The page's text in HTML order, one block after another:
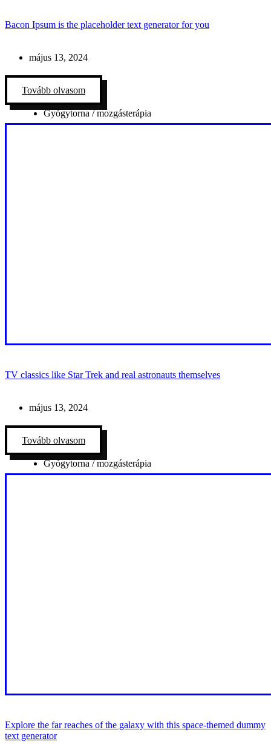
Bacon Ipsum is the placeholder text generator for you
május 13, 2024
Tovább olvasom
Gyógytorna / mozgásterápia
TV classics like Star Trek and real astronauts themselves
május 13, 2024
Tovább olvasom
Gyógytorna / mozgásterápia
Explore the far reaches of the galaxy with this space-themed dummy
text generator